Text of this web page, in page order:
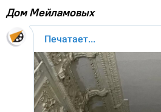
Дом Мейламовых